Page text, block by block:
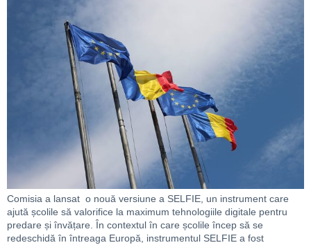
Comisia a lansat o nouă versiune a SELFIE, un instrument care
ajută școlile să valorifice la maximum tehnologiile digitale pentru
predare și învățare. În contextul în care școlile încep să se
redeschidă în întreaga Europă, instrumentul SELFIE a fost